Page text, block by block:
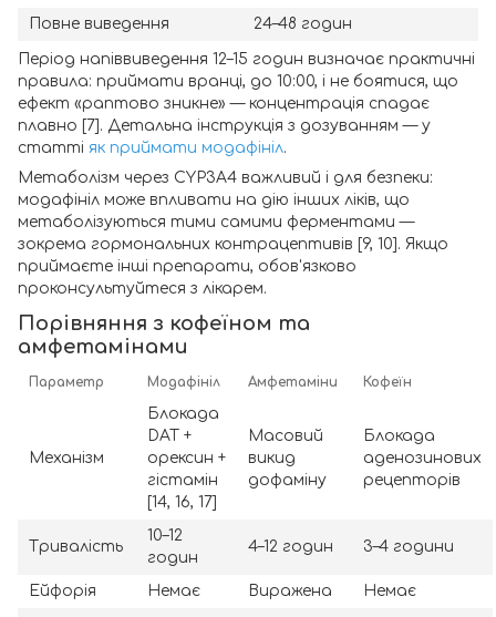
Повне виведення
24–48 годин
Період напіввиведення 12–15 годин визначає практичні
правила: приймати вранці, до 10:00, і не боятися, що
ефект «раптово зникне» — концентрація спадає
плавно [7]. Детальна інструкція з дозуванням — у
статті як приймати модафініл.
Метаболізм через CYP3A4 важливий і для безпеки:
модафініл може впливати на дію інших ліків, що
метаболізуються тими самими ферментами —
зокрема гормональних контрацептивів [9, 10]. Якщо
приймаєте інші препарати, обов'язково
проконсультуйтеся з лікарем.
Порівняння з кофеїном та
амфетамінами
Параметр Модафініл Амфетаміни Кофеїн
Механізм
Блокада
DAT +
орексин +
гістамін
[14, 16, 17]
Масовий
викид
дофаміну
Блокада
аденозинових
рецепторів
Тривалість
10–12
годин
4–12 годин 3–4 години
Ейфорія Немає Виражена
Немає